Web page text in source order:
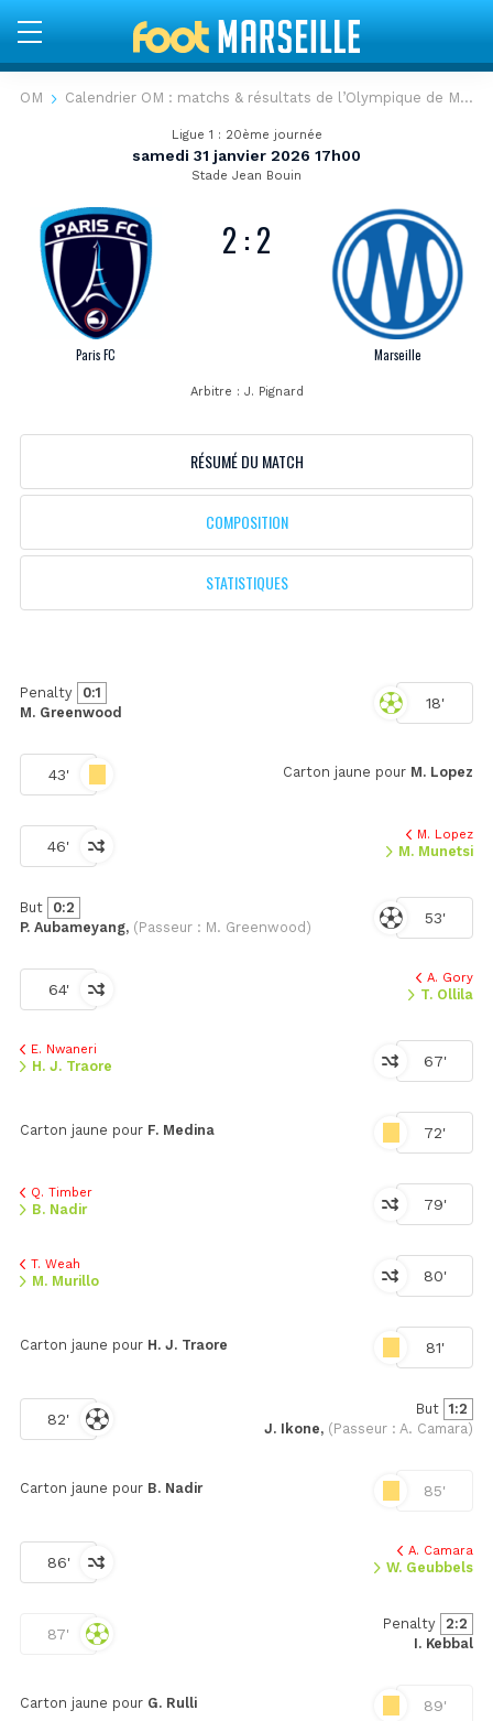
OM Calendrier OM : matchs & résultats de l’Olympique de Marseille
Marseille
Ligue
samedi
janvier
17h00
Ligue 1 : 20ème journée
samedi 31 janvier 2026 17h00
Stade Jean Bouin
Paris FC
2 :2
Marseille
Arbitre : J. Pignard
RÉSUMÉ DU MATCH
COMPOSITION
STATISTIQUES
18'
Penalty
0:1
M. Greenwood
43' Carton jaune pour M. Lopez
46'
M. Lopez
M. Munetsi
53'
But
0:2
P. Aubameyang, (Passeur : M. Greenwood)
64'
A. Gory
T. Ollila
67'
E. Nwaneri
H. J. Traore
72'
Carton jaune pour F. Medina
79'
Q. Timber
B. Nadir
80'
T. Weah
M. Murillo
81'
Carton jaune pour H. J. Traore
82'
But 1:2
J. Ikone, (Passeur : A. Camara)
85'
Carton jaune pour B. Nadir
86'
A. Camara
W. Geubbels
87'
Penalty 2:2
I. Kebbal
89'
Carton jaune pour G. Rulli